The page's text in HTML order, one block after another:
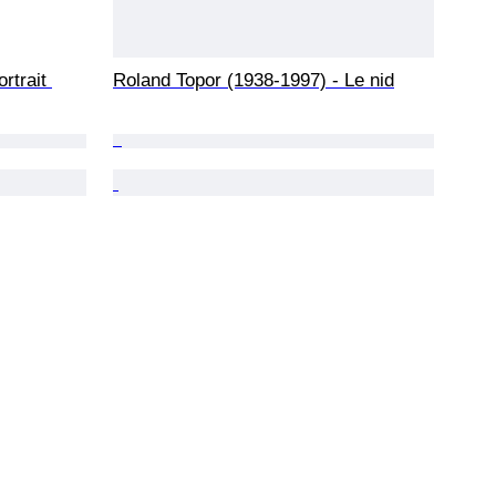
Roland Topor (1938-1997) - Le nid